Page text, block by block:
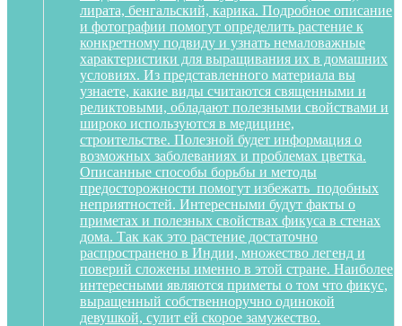
лирата, бенгальский, карика. Подробное описание
и фотографии помогут определить растение к
конкретному подвиду и узнать немаловажные
характеристики для выращивания их в домашних
условиях. Из представленного материала вы
узнаете, какие виды считаются священными и
реликтовыми, обладают полезными свойствами и
широко используются в медицине,
строительстве. Полезной будет информация о
возможных заболеваниях и проблемах цветка.
Описанные способы борьбы и методы
предосторожности помогут избежать подобных
неприятностей. Интересными будут факты о
приметах и полезных свойствах фикуса в стенах
дома. Так как это растение достаточно
распространено в Индии, множество легенд и
поверий сложены именно в этой стране. Наиболее
интересными являются приметы о том что фикус,
выращенный собственноручно одинокой
девушкой, сулит ей скорое замужество.